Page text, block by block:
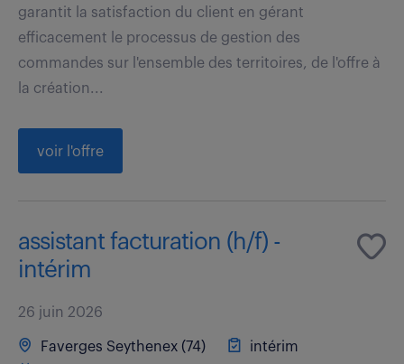
garantit la satisfaction du client en gérant
efficacement le processus de gestion des
commandes sur l'ensemble des territoires, de l'offre à
la création...
voir l'offre
assistant facturation (h/f) -
intérim
26 juin 2026
Faverges Seythenex (74)
intérim